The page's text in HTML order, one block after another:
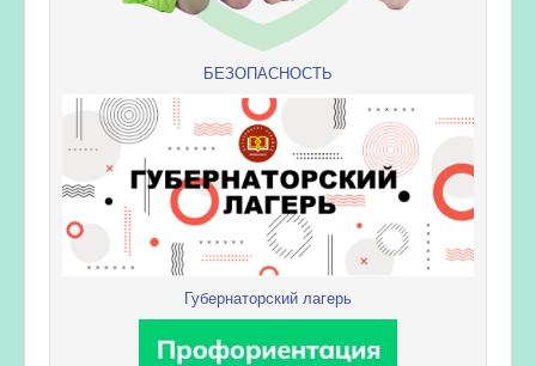
БЕЗОПАСНОСТЬ
Губернаторский лагерь